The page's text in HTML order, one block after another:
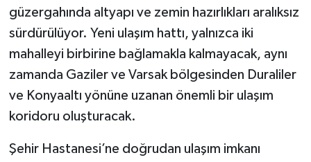
güzergahında altyapı ve zemin hazırlıkları aralıksız
sürdürülüyor. Yeni ulaşım hattı, yalnızca iki
mahalleyi birbirine bağlamakla kalmayacak, aynı
zamanda Gaziler ve Varsak bölgesinden Duraliler
ve Konyaaltı yönüne uzanan önemli bir ulaşım
koridoru oluşturacak.
Şehir Hastanesi’ne doğrudan ulaşım imkanı